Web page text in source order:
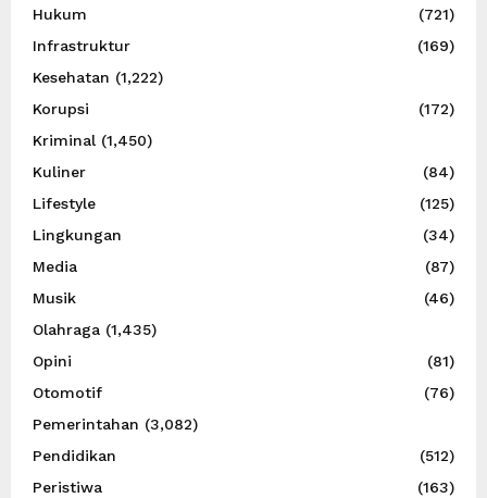
Hukum
(721)
Infrastruktur
(169)
Kesehatan (1,222)
Korupsi
(172)
Kriminal (1,450)
Kuliner
(84)
Lifestyle
(125)
Lingkungan
(34)
Media
(87)
Musik
(46)
Olahraga (1,435)
Opini
(81)
Otomotif
(76)
Pemerintahan (3,082)
Pendidikan
(512)
Peristiwa
(163)